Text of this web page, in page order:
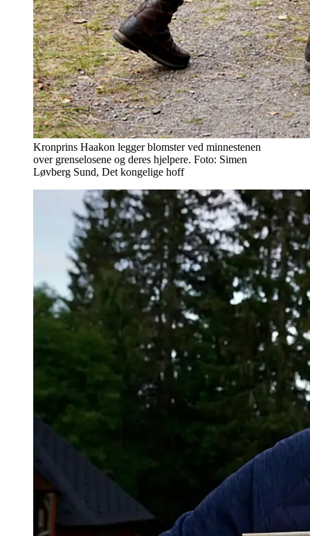
Kronprins Haakon legger blomster ved minnestenen
over grenselosene og deres hjelpere. Foto: Simen
Løvberg Sund, Det kongelige hoff